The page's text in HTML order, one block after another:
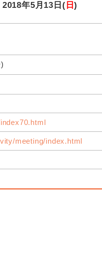
年5月13日( 日)
meeting/index.html